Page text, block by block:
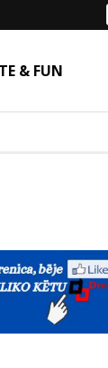
& FUN